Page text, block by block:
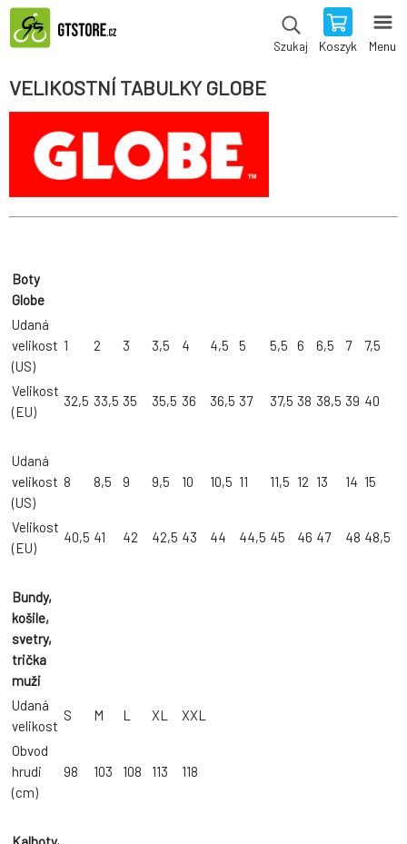
Szukaj Koszyk Menu
VELIKOSTNÍ TABULKY GLOBE
Boty
Globe
Udaná
velikost
(US)
1 2 3 3,5 4 4,5 5 5,5 6 6,5 7 7,5
Velikost
(EU)
32,5 33,5 35 35,5 36 36,5 37 37,5 38 38,5 39 40
Udaná
velikost
(US)
8 8,5 9 9,5 10 10,5 11 11,5 12 13 14 15
Velikost
(EU)
40,5 41 42 42,5 43 44 44,5 45 46 47 48 48,5
Bundy,
košile,
svetry,
trička
muži
Udaná
velikost
S M L XL XXL
Obvod
hrudi
(cm)
98 103 108 113 118